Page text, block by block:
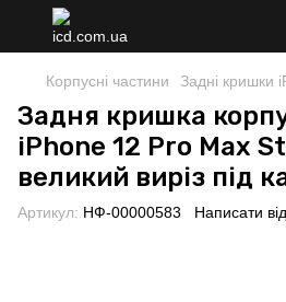
Корпусні частини Задні кришки
Задня кришка
iPhone 12 Pro Max
великий виріз під
Артикул: НФ-00000583 Написати